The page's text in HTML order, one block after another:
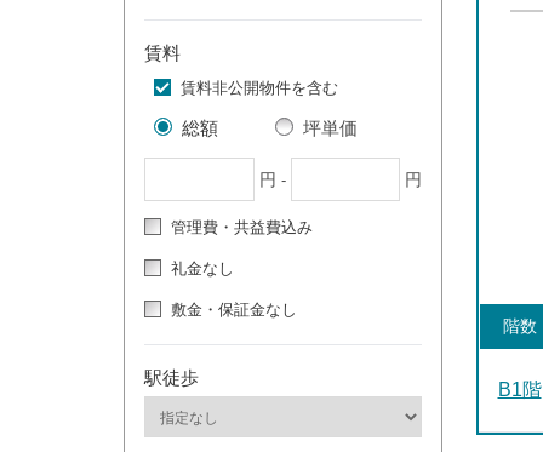
賃料
賃料非公開物件を含む
総額 坪単価
円 - 円
管理費・共益費込み
礼金なし
敷金・保証金なし
駅徒歩
階数
B1階